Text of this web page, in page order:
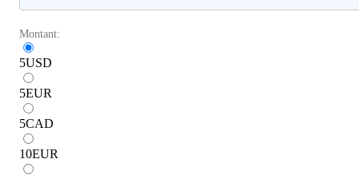
Montant:
5USD
5EUR
5CAD
10EUR